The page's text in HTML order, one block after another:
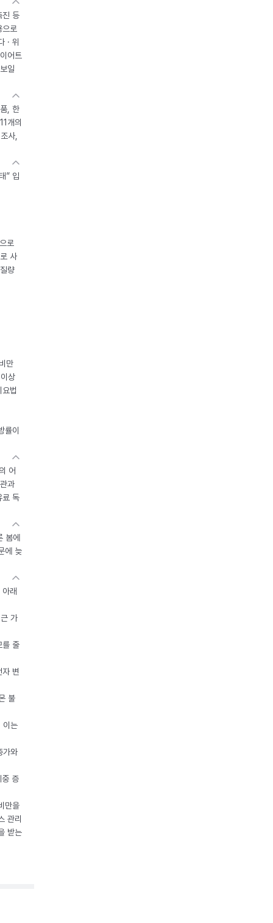
진 등
로
· 위
어트
일
, 한
개의
사,
” 입
로
사
량
만
상
법
률이
어
과
료 독
봄에
에 늦
래
가
를 줄
변
불
이는
가와
중 증
만을
관리
받는